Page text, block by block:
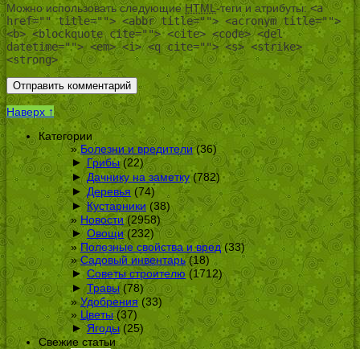
Можно использовать следующиеHTML-теги и атрибуты:<a
href="" title=""> <abbr title=""> <acronym title="">
<b> <blockquote cite=""> <cite> <code> <del
datetime=""> <em> <i> <q cite=""> <s> <strike>
<strong>
Наверх ↑
Категории
Болезни и вредители(36)
► Грибы(22)
► Дачнику на заметку(782)
► Деревья (74)
► Кустарники (38)
Новости(2958)
► Овощи(232)
Полезные свойства и вред(33)
Садовый инвентарь(18)
► Советы строителю (1712)
► Травы(78)
Удобрения(33)
Цветы(37)
► Ягоды(25)
Свежие статьи